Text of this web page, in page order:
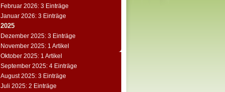
Februar 2026: 3 Einträge
Januar 2026: 3 Einträge
2025
Dezember 2025: 3 Einträge
November 2025: 1 Artikel
Oktober 2025: 1 Artikel
September 2025: 4 Einträge
August 2025: 3 Einträge
Juli 2025: 2 Einträge